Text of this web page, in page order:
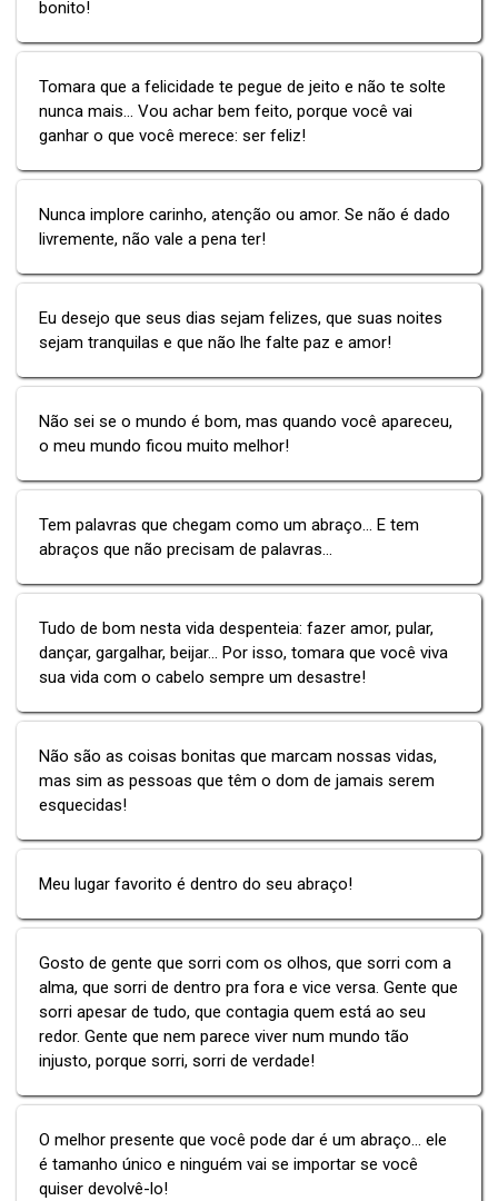
bonito!
Tomara que a felicidade te pegue de jeito e não te solte
nunca mais... Vou achar bem feito, porque você vai
ganhar o que você merece: ser feliz!
Nunca implore carinho, atenção ou amor. Se não é dado
livremente, não vale a pena ter!
Eu desejo que seus dias sejam felizes, que suas noites
sejam tranquilas e que não lhe falte paz e amor!
Não sei se o mundo é bom, mas quando você apareceu,
o meu mundo ficou muito melhor!
Tem palavras que chegam como um abraço... E tem
abraços que não precisam de palavras...
Tudo de bom nesta vida despenteia: fazer amor, pular,
dançar, gargalhar, beijar... Por isso, tomara que você viva
sua vida com o cabelo sempre um desastre!
Não são as coisas bonitas que marcam nossas vidas,
mas sim as pessoas que têm o dom de jamais serem
esquecidas!
Meu lugar favorito é dentro do seu abraço!
Gosto de gente que sorri com os olhos, que sorri com a
alma, que sorri de dentro pra fora e vice versa. Gente que
sorri apesar de tudo, que contagia quem está ao seu
redor. Gente que nem parece viver num mundo tão
injusto, porque sorri, sorri de verdade!
O melhor presente que você pode dar é um abraço... ele
é tamanho único e ninguém vai se importar se você
quiser devolvê-lo!